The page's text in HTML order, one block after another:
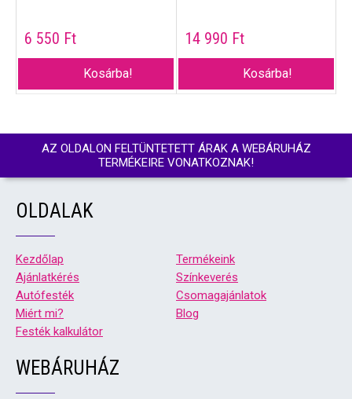
6 550 Ft
Kosárba!
14 990 Ft
Kosárba!
AZ OLDALON FELTÜNTETETT ÁRAK A WEBÁRUHÁZ
TERMÉKEIRE VONATKOZNAK!
OLDALAK
Kezdőlap
Termékeink
Ajánlatkérés
Színkeverés
Autófesték
Csomagajánlatok
Miért mi?
Blog
Festék kalkulátor
WEBÁRUHÁZ